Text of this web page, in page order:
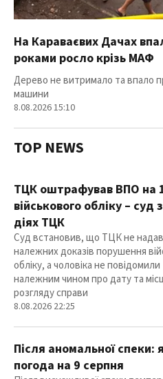
На Караваєвих Дачах
роками росло крізь МАФ
Дерево не витримало та впало
машини
8.08.2026 15:10
TOP NEWS
ТЦК оштрафував ВПО на
військового обліку –
діях ТЦК
Суд встановив, що ТЦК не надав
належних доказів порушення
обліку, а чоловіка не повідомили
належним чином про дату та
розгляду справи
8.08.2026 22:25
Після аномальної спеки:
погода на 9 серпня